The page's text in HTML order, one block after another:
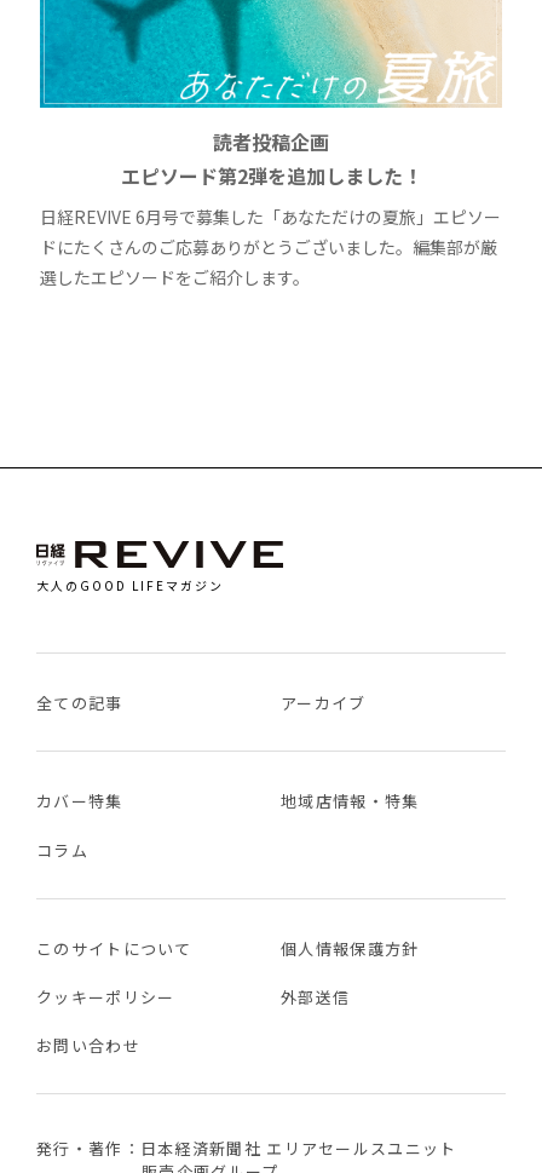
読者投稿企画
エピソード第2弾を追加しました！
日経REVIVE 6月号で募集した「あなただけの夏旅」エピソー
ドにたくさんのご応募ありがとうございました。編集部が厳
選したエピソードをご紹介します。
大人のGOOD LIFEマガジン
全ての記事 アーカイブ
カバー特集 地域店情報・特集
コラム
このサイトについて 個人情報保護方針
クッキーポリシー 外部送信
お問い合わせ
発行・著作：日本経済新聞社 エリアセールスユニット